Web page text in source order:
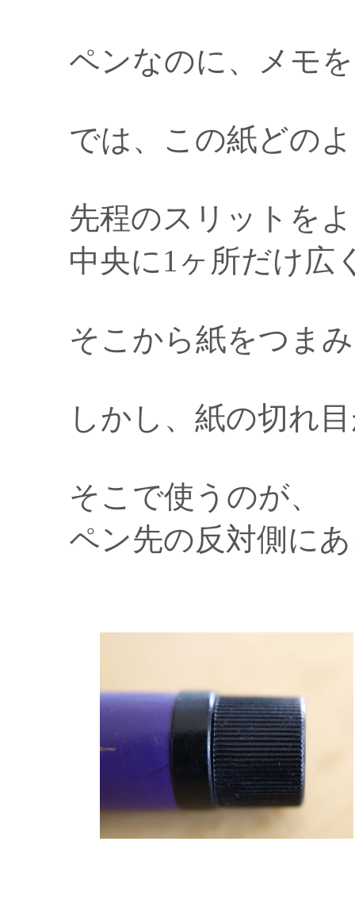
ペンなのに、メモ
では、この紙どの
先程のスリットを
中央に1ヶ所だけ広
そこから紙をつま
しかし、紙の切れ
そこで使うのが、
ペン先の反対側に